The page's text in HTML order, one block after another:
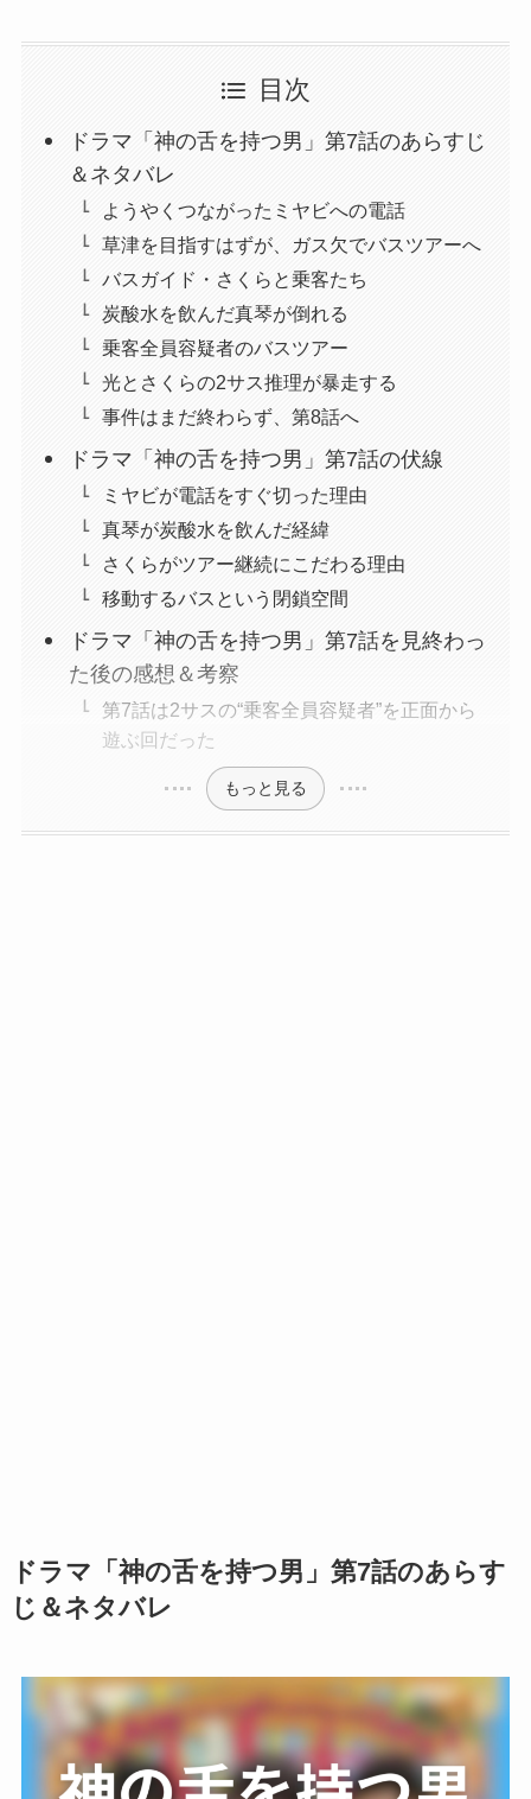
目次
ドラマ「神の舌を持つ男」第7話のあらすじ
＆ネタバレ
ようやくつながったミヤビへの電話
草津を目指すはずが、ガス欠でバスツアーへ
バスガイド・さくらと乗客たち
炭酸水を飲んだ真琴が倒れる
乗客全員容疑者のバスツアー
光とさくらの2サス推理が暴走する
事件はまだ終わらず、第8話へ
ドラマ「神の舌を持つ男」第7話の伏線
ミヤビが電話をすぐ切った理由
真琴が炭酸水を飲んだ経緯
さくらがツアー継続にこだわる理由
移動するバスという閉鎖空間
ドラマ「神の舌を持つ男」第7話を見終わっ
た後の感想＆考察
第7話は2サスの“乗客全員容疑者”を正面から
遊ぶ回だった
もっと見る
ドラマ「神の舌を持つ男」第7話のあらす
じ＆ネタバレ